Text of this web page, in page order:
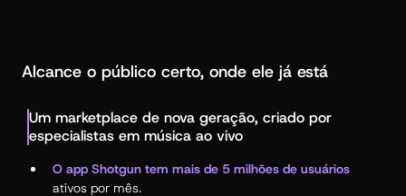
Alcance o público certo, onde ele já está
Um marketplace de nova geração, criado por
especialistas em música ao vivo
O app Shotgun tem mais de 5 milhões de usuários
ativos por mês.